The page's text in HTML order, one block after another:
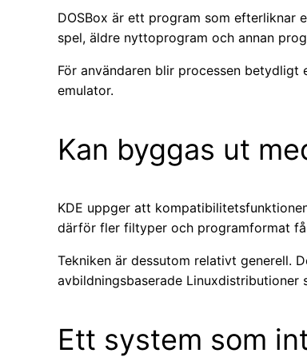
DOSBox är ett program som efterliknar
spel, äldre nyttoprogram och annan
För användaren blir processen
emulator.
Kan byggas ut
KDE uppger att
därför fler filtyper och programformat
Tekniken är dessutom relativt generell.
avbildningsbaserade
Ett system som